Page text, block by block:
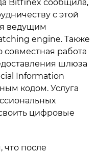
Bitfinex сообщила,
с этой
ведущим
engine. Также
совместная работа
шлюза
Information
кодом. Услуга
цифровые
что после